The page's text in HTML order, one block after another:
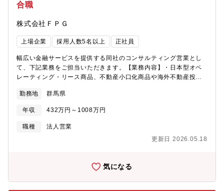
合職
株式会社ＦＰＧ
上場企業 採用人数5名以上 正社員
幅広い金融サービスを提供する同社のコンサルティング営業とし
て、下記業務をご担当いただきます。【業務内容】・日本型オペ
レーティング・リース商品、不動産小口化商品や海外不動産投資
な連携による対顧（中小企業経営者）営業・会計事務所新規開
拓・条件交渉（対顧客：投資家、対紹介者）・社内管理担当部署
と連携の上、既存案件の管理・クロスセルの推進※日本型オペレ
ーティングリース説明動画：https://youtu.be/WEDXHw7-
イアント対応（電話、メール）、契約書や資料作成などは営業ア
ける環境が整っております。【配属部署】高崎支店：支店長1名・
営業4名（20～40代）・アシスタント2名【本ポジションの魅
力】・金融商品の最低出資額は1口１千万円のため、お客様から高
勤務地 群馬県
年収 432万円～1008万円
職種
法人営業
更新日 2026.05.18
気になる